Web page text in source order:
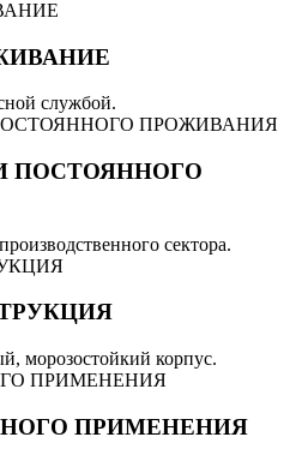
службой.
ПОСТОЯННОГО
сектора.
морозостойкий корпус.
ПРИМЕНЕНИЯ